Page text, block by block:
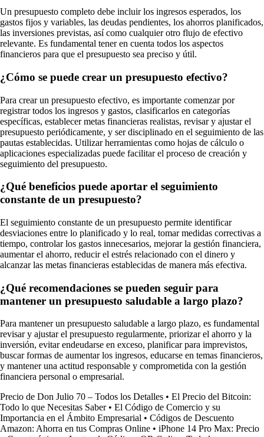
Un presupuesto completo debe incluir los ingresos esperados, los
gastos fijos y variables, las deudas pendientes, los ahorros planificados,
las inversiones previstas, así como cualquier otro flujo de efectivo
relevante. Es fundamental tener en cuenta todos los aspectos
financieros para que el presupuesto sea preciso y útil.
¿Cómo se puede crear un presupuesto efectivo?
Para crear un presupuesto efectivo, es importante comenzar por
registrar todos los ingresos y gastos, clasificarlos en categorías
específicas, establecer metas financieras realistas, revisar y ajustar el
presupuesto periódicamente, y ser disciplinado en el seguimiento de las
pautas establecidas. Utilizar herramientas como hojas de cálculo o
aplicaciones especializadas puede facilitar el proceso de creación y
seguimiento del presupuesto.
¿Qué beneficios puede aportar el seguimiento
constante de un presupuesto?
El seguimiento constante de un presupuesto permite identificar
desviaciones entre lo planificado y lo real, tomar medidas correctivas a
tiempo, controlar los gastos innecesarios, mejorar la gestión financiera,
aumentar el ahorro, reducir el estrés relacionado con el dinero y
alcanzar las metas financieras establecidas de manera más efectiva.
¿Qué recomendaciones se pueden seguir para
mantener un presupuesto saludable a largo plazo?
Para mantener un presupuesto saludable a largo plazo, es fundamental
revisar y ajustar el presupuesto regularmente, priorizar el ahorro y la
inversión, evitar endeudarse en exceso, planificar para imprevistos,
buscar formas de aumentar los ingresos, educarse en temas financieros,
y mantener una actitud responsable y comprometida con la gestión
financiera personal o empresarial.
Precio de Don Julio 70 – Todos los Detalles • El Precio del Bitcoin:
Todo lo que Necesitas Saber• El Código de Comercio y su
Importancia en el Ámbito Empresarial • Códigos de Descuento
Amazon: Ahorra en tus Compras Online • iPhone 14 Pro Max: Precio